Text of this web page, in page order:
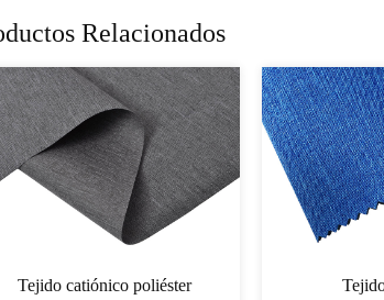
Relacionados
Tejido catiónico de PVC